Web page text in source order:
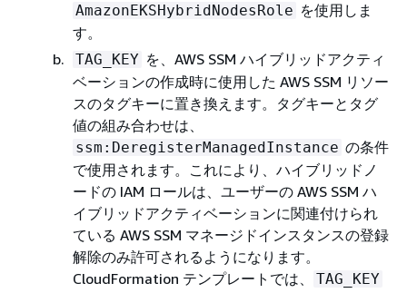
AmazonEKSHybridNodesRole を使用しま
す。
TAG_KEY を、AWS SSM ハイブリッドアクティ
ベーションの作成時に使用した AWS SSM リソー
スのタグキーに置き換えます。タグキーとタグ
値の組み合わせは、
ssm:DeregisterManagedInstance の条件
で使用されます。これにより、ハイブリッドノ
ードの IAM ロールは、ユーザーの AWS SSM ハ
イブリッドアクティベーションに関連付けられ
ている AWS SSM マネージドインスタンスの登録
解除のみ許可されるようになります。
CloudFormation テンプレートでは、
TAG_KEY